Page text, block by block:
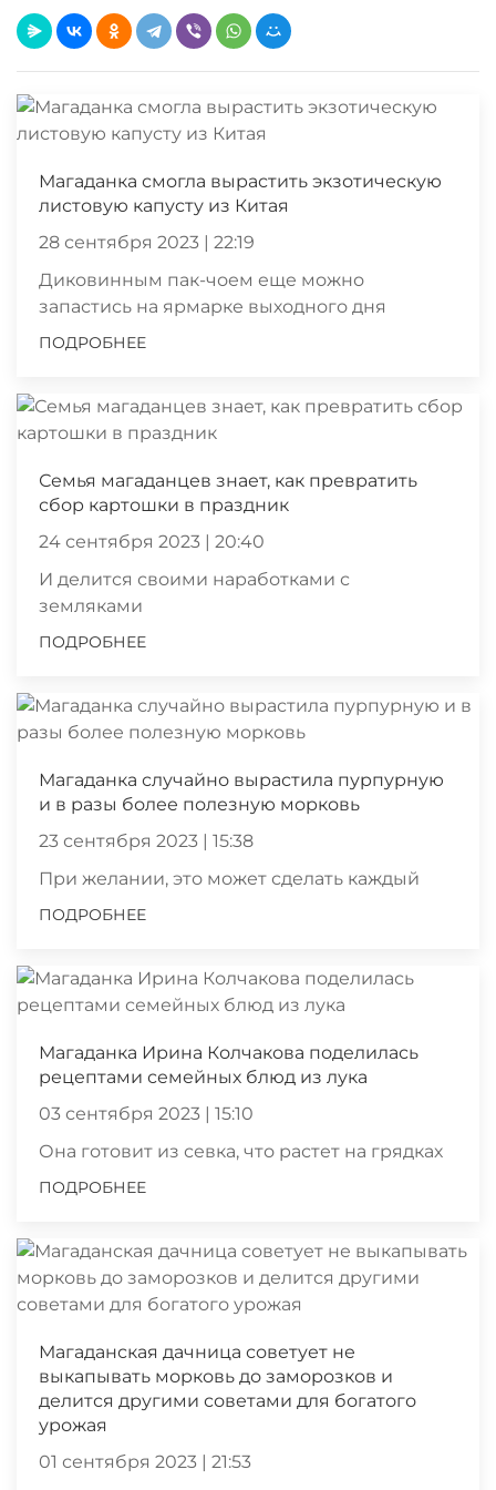
Магаданка смогла вырастить экзотическую
листовую капусту из Китая
28 сентября 2023 | 22:19
Диковинным пак-чоем еще можно
запастись на ярмарке выходного дня
ПОДРОБНЕЕ
Семья магаданцев знает, как превратить
сбор картошки в праздник
24 сентября 2023 | 20:40
И делится своими наработками с
земляками
ПОДРОБНЕЕ
Магаданка случайно вырастила пурпурную
и в разы более полезную морковь
23 сентября 2023 | 15:38
При желании, это может сделать каждый
ПОДРОБНЕЕ
Магаданка Ирина Колчакова поделилась
рецептами семейных блюд из лука
03 сентября 2023 | 15:10
Она готовит из севка, что растет на грядках
ПОДРОБНЕЕ
Магаданская дачница советует не
выкапывать морковь до заморозков и
делится другими советами для богатого
урожая
01 сентября 2023 | 21:53